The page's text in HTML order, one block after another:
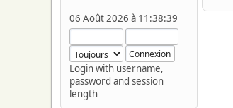
06 Août 2026 à 11:38:39
Login with username,
password and session
length